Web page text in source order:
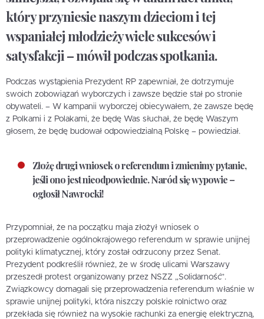
który przyniesie naszym dzieciom i tej
wspaniałej młodzieży wiele sukcesów i
satysfakcji – mówił podczas spotkania.
Podczas wystąpienia Prezydent RP zapewniał, że dotrzymuje
swoich zobowiązań wyborczych i zawsze będzie stał po stronie
obywateli. – W kampanii wyborczej obiecywałem, że zawsze będę
z Polkami i z Polakami, że będę Was słuchał, że będę Waszym
głosem, że będę budował odpowiedzialną Polskę – powiedział.
Złożę drugi wniosek o referendum i zmienimy pytanie,
jeśli ono jest nieodpowiednie. Naród się wypowie –
ogłosił Nawrocki!
Przypomniał, że na początku maja złożył wniosek o
przeprowadzenie ogólnokrajowego referendum w sprawie unijnej
polityki klimatycznej, który został odrzucony przez Senat.
Prezydent podkreślił również, że w środę ulicami Warszawy
przeszedł protest organizowany przez NSZZ „Solidarność”.
Związkowcy domagali się przeprowadzenia referendum właśnie w
sprawie unijnej polityki, która niszczy polskie rolnictwo oraz
przekłada się również na wysokie rachunki za energię elektryczną,